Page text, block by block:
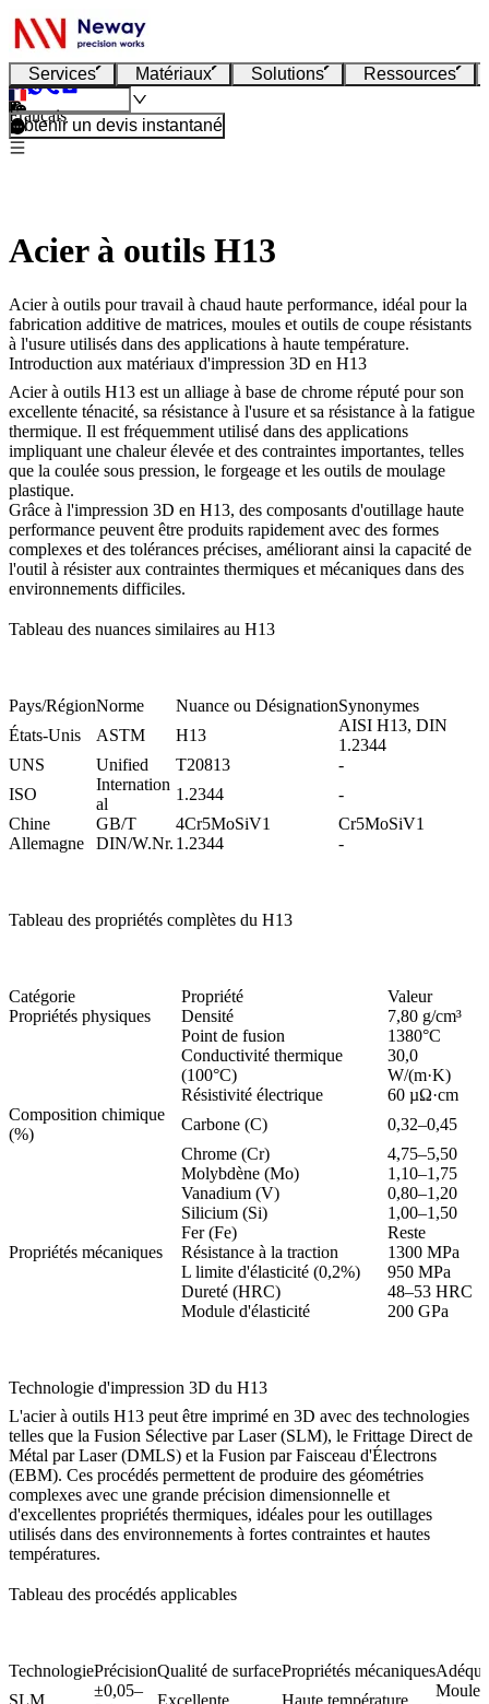
Services Matériaux Solutions Ressources
Français
Obtenir un devis instantané
Acier à outils H13
Acier à outils pour travail à chaud haute performance, idéal pour la
fabrication additive de matrices, moules et outils de coupe résistants
à l'usure utilisés dans des applications à haute température.
Introduction aux matériaux d'impression 3D en H13
Acier à outils H13 est un alliage à base de chrome réputé pour son
excellente ténacité, sa résistance à l'usure et sa résistance à la fatigue
thermique. Il est fréquemment utilisé dans des applications
impliquant une chaleur élevée et des contraintes importantes, telles
que la coulée sous pression, le forgeage et les outils de moulage
plastique.
Grâce à l'impression 3D en H13, des composants d'outillage haute
performance peuvent être produits rapidement avec des formes
complexes et des tolérances précises, améliorant ainsi la capacité de
l'outil à résister aux contraintes thermiques et mécaniques dans des
environnements difficiles.
Tableau des nuances similaires au H13
Pays/RégionNorme Nuance ou DésignationSynonymes
États-Unis
ASTM H13
AISI H13, DIN
1.2344
UNS
Unified T20813
-
ISO
Internation
al
1.2344
-
Chine
GB/T 4Cr5MoSiV1
Cr5MoSiV1
Allemagne
DIN/W.Nr. 1.2344 -
Tableau des propriétés complètes du H13
Catégorie Propriété
Valeur
Propriétés physiques
Densité
7,80 g/cm³
Point de fusion
1380°C
Conductivité thermique
(100°C)
30,0
W/(m·K)
Résistivité électrique
60 µΩ·cm
Composition chimique
(%)
Carbone (C)
0,32–0,45
Chrome (Cr)
4,75–5,50
Molybdène (Mo)
1,10–1,75
Vanadium (V)
0,80–1,20
Silicium (Si)
1,00–1,50
Fer (Fe)
Reste
Propriétés mécaniques
Résistance à la traction
1300 MPa
L limite d'élasticité (0,2%)
950 MPa
Dureté (HRC)
48–53 HRC
Module d'élasticité
200 GPa
Technologie d'impression 3D du H13
L'acier à outils H13 peut être imprimé en 3D avec des technologies
telles que la Fusion Sélective par Laser (SLM), le Frittage Direct de
Métal par Laser (DMLS) et la Fusion par Faisceau d'Électrons
(EBM). Ces procédés permettent de produire des géométries
complexes avec une grande précision dimensionnelle et
d'excellentes propriétés thermiques, idéales pour les outillages
utilisés dans des environnements à fortes contraintes et hautes
températures.
Tableau des procédés applicables
TechnologiePrécisionQualité de surfacePropriétés mécaniques
±0,05–